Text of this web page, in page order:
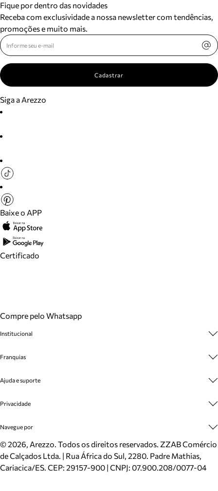
Fique por dentro das novidades
Receba com exclusividade a nossa newsletter com tendências,
promoções e muito mais.
Cadastrar
Siga a Arezzo
Baixe o APP
Certificado
Compre pelo Whatsapp
Institucional
Cashback
Venda Corporativa
Mapa do Site
Inverno
Mundo Arezzo
Franquias
Plano de Negócio
Ajuda e suporte
Cadastro
Meus Pedidos
Trocas e Devoluções
Cartão Presente
Localizador de lojas
Privacidade
Politica e Privacidade
Navegue por
Sapatos
Bolsas
Scarpins
©2026, Arezzo. Todos os direitos reservados. ZZAB Comércio
de Calçados Ltda. | Rua África do Sul, 2280. Padre Mathias,
Cariacica/ES. CEP: 29157-900 | CNPJ: 07.900.208/0077-04